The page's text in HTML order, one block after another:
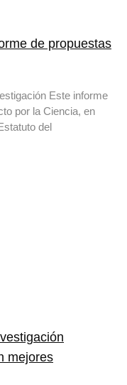
de propuestas
Este informe
por la Ciencia, en
del
mejores